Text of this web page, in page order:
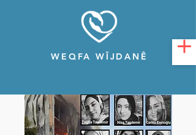
WEQFA WÎJDANÊ